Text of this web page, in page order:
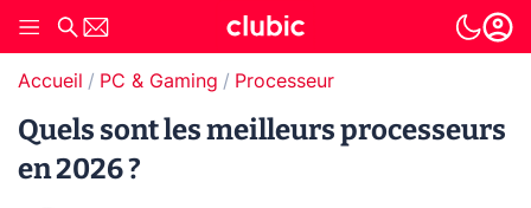
Accueil PC & Gaming Processeur
Quels sont les meilleurs processeurs
en 2026 ?